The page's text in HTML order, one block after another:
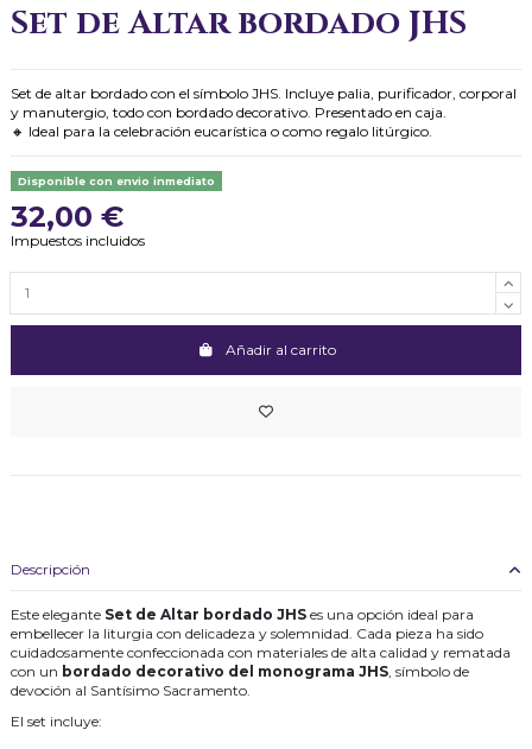
Set de Altar bordado JHS
Set de altar bordado con el símbolo JHS. Incluye palia, purificador, corporal
y manutergio, todo con bordado decorativo. Presentado en caja.
🔸 Ideal para la celebración eucarística o como regalo litúrgico.
Disponible con envio inmediato
32,00 €
Impuestos incluidos
Añadir al carrito
Descripción
Este elegante Set de Altar bordado JHS es una opción ideal para
embellecer la liturgia con delicadeza y solemnidad. Cada pieza ha sido
cuidadosamente confeccionada con materiales de alta calidad y rematada
con un bordado decorativo del monograma JHS, símbolo de
devoción al Santísimo Sacramento.
El set incluye: